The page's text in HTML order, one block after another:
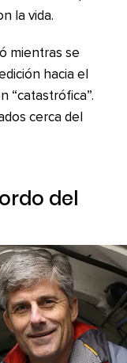
la vida.
mientras se
hacia el
“catastrófica”.
cerca del
del